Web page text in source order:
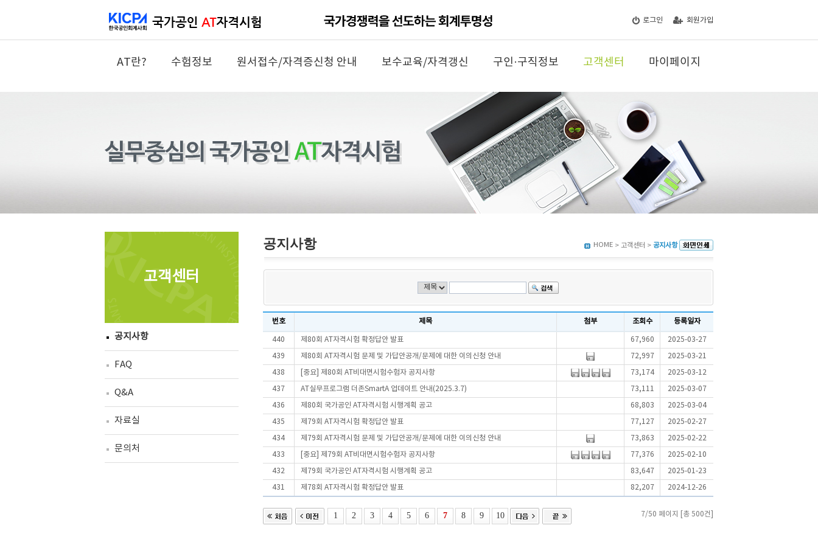
로그인 회원가입
AT란? 수험정보 원서접수/자격증신청 안내 보수교육/자격갱신 구인·구직정보 고객센터 마이페이지
고객센터
공지사항
FAQ
Q&A
자료실
문의처
공지사항 HOME > 고객센터 > 공지사항
번호 제목 첨부 조회수 등록일자
440 제80회 AT자격시험 확정답안 발표 67,960 2025-03-27
439 제80회 AT자격시험 문제 및 가답안공개/문제에 대한 이의신청 안내 72,997 2025-03-21
438 [중요] 제80회 AT비대면시험수험자 공지사항 73,174 2025-03-12
437 AT실무프로그램 더존SmartA 업데이트 안내(2025.3.7) 73,111 2025-03-07
436 제80회 국가공인 AT자격시험 시행계획 공고 68,803 2025-03-04
435 제79회 AT자격시험 확정답안 발표 77,127 2025-02-27
434 제79회 AT자격시험 문제 및 가답안공개/문제에 대한 이의신청 안내 73,863 2025-02-22
433 [중요] 제79회 AT비대면시험수험자 공지사항 77,376 2025-02-10
432 제79회 국가공인 AT자격시험 시행계획 공고 83,647 2025-01-23
431 제78회 AT자격시험 확정답안 발표 82,207 2024-12-26
1 2 3 4 5 6 7 8 9 10 7/50 페이지 [총 500건]